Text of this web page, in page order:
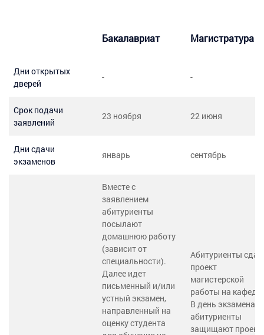
Бакалавриат Магистратура
Дни открытых
дверей
- -
Срок подачи
заявлений
23 ноября 22 июня
Дни сдачи
экзаменов
январь сентябрь
Вместе с
заявлением
абитуриенты
посылают
домашнюю работу
(зависит от
специальности).
Далее идет
письменный и/или
устный экзамен,
направленный на
оценку студента
Абитуриенты
проект
магистерской
работы на
В день экзамена
абитуриенты
защищают проект.